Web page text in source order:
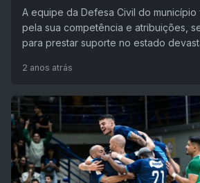
A equipe da Defesa Civil do
pela sua competência e atribuições,
para prestar suporte no estado
2 anos atrás